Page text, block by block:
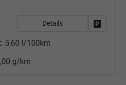
Details
5,60 l/100km
g/km